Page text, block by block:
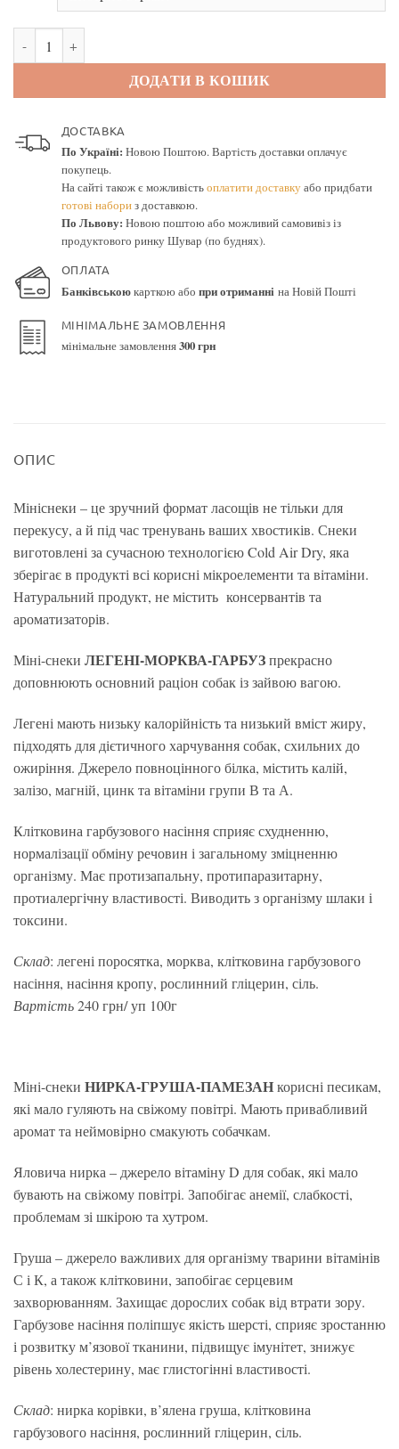
ДОДАТИ В КОШИК
ДОСТАВКА
По Україні: Новою Поштою. Вартість доставки оплачує
покупець.
На сайті також є можливістьоплатити доставкуабо придбати
готові набориз доставкою.
По Львову: Новою поштою або можливий самовивіз із
продуктового ринку Шувар (по буднях).
ОПЛАТА
Банківськоюкарткою або при отриманніна Новій Пошті
МІНІМАЛЬНЕ ЗАМОВЛЕННЯ
мінімальне замовлення300 грн
ОПИС
Мініснеки – це зручний формат ласощів не тільки для
перекусу, а й під час тренувань ваших хвостиків. Снеки
виготовлені за сучасною технологією Cold Air Dry, яка
зберігає в продукті всі корисні мікроелементи та вітаміни.
Натуральний продукт, не містить консервантів та
ароматизаторів.
Міні-снеки ЛЕГЕНІ-МОРКВА-ГАРБУЗпрекрасно
доповнюють основний раціон собак із зайвою вагою.
Легені мають низьку калорійність та низький вміст жиру,
підходять для дієтичного харчування собак, схильних до
ожиріння. Джерело повноцінного білка, містить калій,
залізо, магній, цинк та вітаміни групи В та А.
Клітковина гарбузового насіння сприяє схудненню,
нормалізації обміну речовин і загальному зміцненню
організму. Має протизапальну, протипаразитарну,
протиалергічну властивості. Виводить з організму шлаки і
токсини.
Склад: легені поросятка, морква, клітковина гарбузового
насіння, насіння кропу, рослинний гліцерин, сіль.
Вартість240 грн/ уп 100г
Міні-снеки НИРКА-ГРУША-ПАМЕЗАНкорисні песикам,
які мало гуляють на свіжому повітрі. Мають привабливий
аромат та неймовірно смакують собачкам.
Яловича нирка – джерело вітаміну D для собак, які мало
бувають на свіжому повітрі. Запобігає анемії, слабкості,
проблемам зі шкірою та хутром.
Груша – джерело важливих для організму тварини вітамінів
С і К, а також клітковини, запобігає серцевим
захворюванням. Захищає дорослих собак від втрати зору.
Гарбузове насіння поліпшує якість шерсті, сприяє зростанню
і розвитку м’язової тканини, підвищує імунітет, знижує
рівень холестерину, має глистогінні властивості.
Склад: нирка корівки, в’ялена груша, клітковина
гарбузового насіння, рослинний гліцерин, сіль.